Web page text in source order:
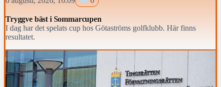
Tryggve bäst i Sommarcupen
I dag har det spelats cup hos Götaströms golfklubb. Här finns
resultatet.